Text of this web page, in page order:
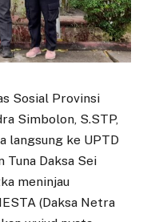
Sosial Provinsi
Simbolon, S.STP,
langsung ke UPTD
Tuna Daksa Sei
meninjau
(Daksa Netra